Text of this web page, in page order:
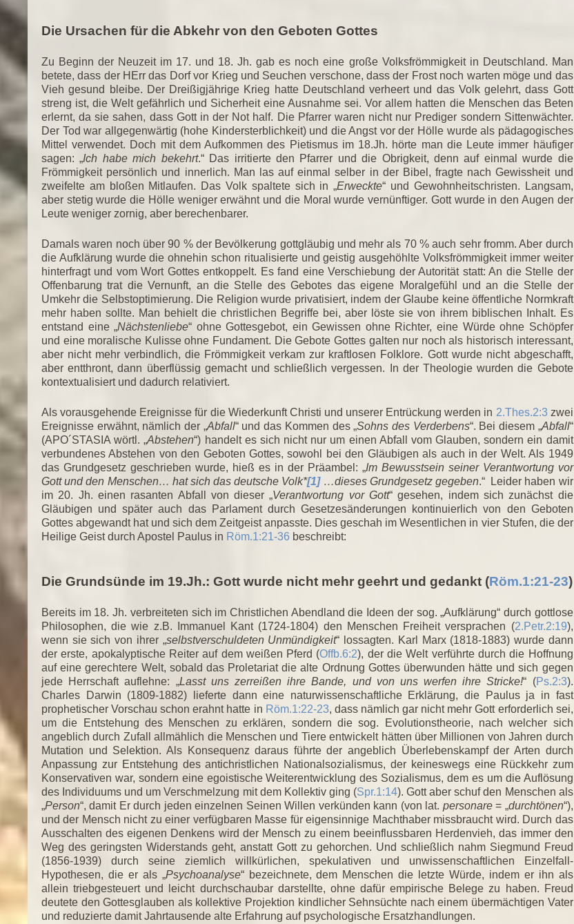
Die Ursachen für die Abkehr von den Geboten Gottes
Zu Beginn der Neuzeit im 17. und 18. Jh. gab es noch eine große Volksfrömmigkeit in Deutschland. Man
betete, dass der HErr das Dorf vor Krieg und Seuchen verschone, dass der Frost noch warten möge und das
Vieh gesund bleibe. Der Dreißigjährige Krieg hatte Deutschland verheert und das Volk gelehrt, dass Gott
streng ist, die Welt gefährlich und Sicherheit eine Ausnahme sei. Vor allem hatten die Menschen das Beten
erlernt, da sie sahen, dass Gott in der Not half. Die Pfarrer waren nicht nur Prediger sondern Sittenwächter.
Der Tod war allgegenwärtig (hohe Kindersterblichkeit) und die Angst vor der Hölle wurde als pädagogisches
Mittel verwendet. Doch mit dem Aufkommen des Pietismus im 18.Jh. hörte man die Leute immer häufiger
sagen: „Ich habe mich bekehrt.“ Das irritierte den Pfarrer und die Obrigkeit, denn auf einmal wurde die
Frömmigkeit persönlich und innerlich. Man las auf einmal selber in der Bibel, fragte nach Gewissheit und
zweifelte am bloßen Mitlaufen. Das Volk spaltete sich in „Erweckte“ und Gewohnheitschristen. Langsam,
aber stetig wurde die Hölle weniger erwähnt und die Moral wurde vernünftiger. Gott wurde in den Augen der
Leute weniger zornig, aber berechenbarer.
Damals waren noch über 90 % der Bevölkerung gottgläubig und mehr als 70 % auch sehr fromm. Aber durch
die Aufklärung wurde die ohnehin schon ritualisierte und geistig ausgehöhlte Volksfrömmigkeit immer weiter
hinterfragt und vom Wort Gottes entkoppelt. Es fand eine Verschiebung der Autorität statt: An die Stelle der
Offenbarung trat die Vernunft, an die Stelle des Gebotes das eigene Moralgefühl und an die Stelle der
Umkehr die Selbstoptimierung. Die Religion wurde privatisiert, indem der Glaube keine öffentliche Normkraft
mehr haben sollte. Man behielt die christlichen Begriffe bei, aber löste sie von ihrem biblischen Inhalt. Es
entstand eine „Nächstenliebe“ ohne Gottesgebot, ein Gewissen ohne Richter, eine Würde ohne Schöpfer
und eine moralische Kulisse ohne Fundament. Die Gebote Gottes galten nur noch als historisch interessant,
aber nicht mehr verbindlich, die Frömmigkeit verkam zur kraftlosen Folklore. Gott wurde nicht abgeschafft,
aber entthront, dann überflüssig gemacht und schließlich vergessen. In der Theologie wurden die Gebote
kontextualisiert und dadurch relativiert.
Als vorausgehende Ereignisse für die Wiederkunft Christi und unserer Entrückung werden in 2.Thes.2:3 zwei
Ereignisse erwähnt, nämlich der „Abfall“ und das Kommen des „Sohns des Verderbens“. Bei diesem „Abfall“
(APO´STASIA wörtl. „Abstehen“) handelt es sich nicht nur um einen Abfall vom Glauben, sondern ein damit
verbundenes Abstehen von den Geboten Gottes, sowohl bei den Gläubigen als auch in der Welt. Als 1949
das Grundgesetz geschrieben wurde, hieß es in der Präambel: „Im Bewusstsein seiner Verantwortung vor
Gott und den Menschen… hat sich das deutsche Volk*[1]…dieses Grundgesetz gegeben.“ Leider haben wir
im 20. Jh. einen rasanten Abfall von dieser „Verantwortung vor Gott“ gesehen, indem sich zunächst die
Gläubigen und später auch das Parlament durch Gesetzesänderungen kontinuierlich von den Geboten
Gottes abgewandt hat und sich dem Zeitgeist anpasste. Dies geschah im Wesentlichen in vier Stufen, die der
Heilige Geist durch Apostel Paulus in Röm.1:21-36 beschreibt:
Die Grundsünde im 19.Jh.: Gott wurde nicht mehr geehrt und gedankt (Röm.1:21-23)
Bereits im 18. Jh. verbreiteten sich im Christlichen Abendland die Ideen der sog. „Aufklärung“ durch gottlose
Philosophen, die wie z.B. Immanuel Kant (1724-1804) den Menschen Freiheit versprachen (2.Petr.2:19),
wenn sie sich von ihrer „selbstverschuldeten Unmündigkeit“ lossagten. Karl Marx (1818-1883) wurde dann
der erste, apokalyptische Reiter auf dem weißen Pferd (Offb.6:2), der die Welt verführte durch die Hoffnung
auf eine gerechtere Welt, sobald das Proletariat die alte Ordnung Gottes überwunden hätte und sich gegen
jede Herrschaft auflehne: „Lasst uns zerreißen ihre Bande, und von uns werfen ihre Stricke!“ (Ps.2:3).
Charles Darwin (1809-1882) lieferte dann eine naturwissenschaftliche Erklärung, die Paulus ja in fast
prophetischer Vorschau schon erahnt hatte in Röm.1:22-23, dass nämlich gar nicht mehr Gott erforderlich sei,
um die Entstehung des Menschen zu erklären, sondern die sog. Evolutionstheorie, nach welcher sich
angeblich durch Zufall allmählich die Menschen und Tiere entwickelt hätten über Millionen von Jahren durch
Mutation und Selektion. Als Konsequenz daraus führte der angeblich Überlebenskampf der Arten durch
Anpassung zur Entstehung des antichristlichen Nationalsozialismus, der keineswegs eine Rückkehr zum
Konservativen war, sondern eine egoistische Weiterentwicklung des Sozialismus, dem es um die Auflösung
des Individuums und um Verschmelzung mit dem Kollektiv ging (Spr.1:14). Gott aber schuf den Menschen als
„Person“, damit Er durch jeden einzelnen Seinen Willen verkünden kann (von lat. personare= „durchtönen“),
und der Mensch nicht zu einer verfügbaren Masse für eigensinnige Machthaber missbraucht wird. Durch das
Ausschalten des eigenen Denkens wird der Mensch zu einem beeinflussbaren Herdenvieh, das immer den
Weg des geringsten Widerstands geht, anstatt Gott zu gehorchen. Und schließlich nahm Siegmund Freud
(1856-1939) durch seine ziemlich willkürlichen, spekulativen und unwissenschaftlichen Einzelfall-
Hypothesen, die er als „Psychoanalyse“ bezeichnete, dem Menschen die letzte Würde, indem er ihn als
allein triebgesteuert und leicht durchschaubar darstellte, ohne dafür empirische Belege zu haben. Freud
deutete den Gottesglauben als kollektive Projektion kindlicher Sehnsüchte nach einem übermächtigen Vater
und reduzierte damit Jahrtausende alte Erfahrung auf psychologische Ersatzhandlungen.